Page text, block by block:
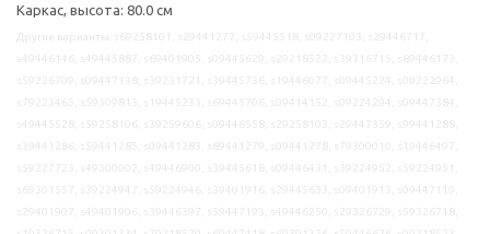
Каркас, высота: 80.0 см